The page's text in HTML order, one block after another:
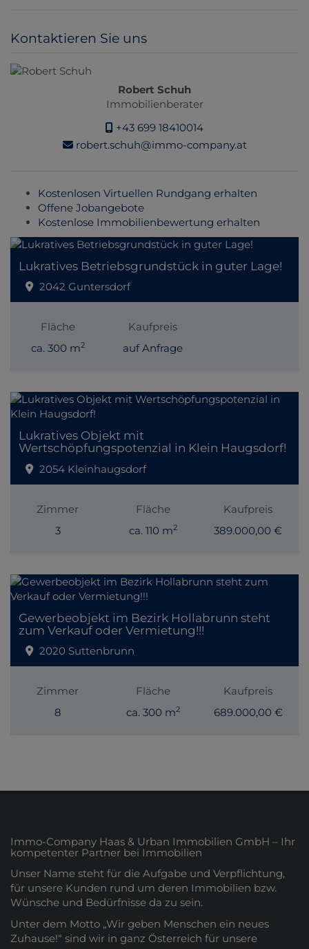
Kontaktieren Sie uns
Robert Schuh
Immobilienberater
+43 699 18410014
robert.schuh@immo-company.at
Kostenlosen Virtuellen Rundgang erhalten
Offene Jobangebote
Kostenlose Immobilienbewertung erhalten
Lukratives Betriebsgrundstück in guter Lage!
2042 Guntersdorf
Fläche
ca. 300 m2
Kaufpreis
auf Anfrage
Lukratives Objekt mit
Wertschöpfungspotenzial in Klein Haugsdorf!
2054 Kleinhaugsdorf
Zimmer
3
Fläche
ca. 110 m2
Kaufpreis
389.000,00 €
Gewerbeobjekt im Bezirk Hollabrunn steht
zum Verkauf oder Vermietung!!!
2020 Suttenbrunn
Zimmer
8
Fläche
ca. 300 m2
Kaufpreis
689.000,00 €
Immo-Company Haas & Urban Immobilien GmbH – Ihr
kompetenter Partner bei Immobilien
Unser Name steht für die Aufgabe und Verpflichtung,
für unsere Kunden rund um deren Immobilien bzw.
Wünsche und Bedürfnisse da zu sein.
Unter dem Motto „Wir geben Menschen ein neues
Zuhause!“ sind wir in ganz Österreich für unsere